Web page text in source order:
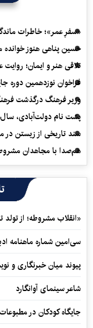
«سفرِ عمر»؛ خاطرات
حسین پناهی هنوز
تلاقی هنر و ایمان؛
فراخوان نوزدهمین دوره
وزیر فرهنگ درگذشت
پشت نام دولت‌آبادی،
سند تاریخی از زیستن در
هم‌صدا با مجاهدان
«انقلاب مشروطه؛ از
سی‌امین شماره ماهنامه‌
پیوند میان خبرنگاری و
شاعر سینمای آوانگارد
جایگاه کودکان در